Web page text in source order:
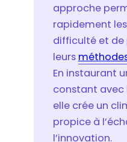
approche
rapidement
difficulté et
leurs
En instaurant
constant avec
elle crée un
propice à
l’innovation.